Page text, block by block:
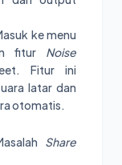
ke menu
fitur Noise
Fitur ini
latar dan
otomatis.
Share